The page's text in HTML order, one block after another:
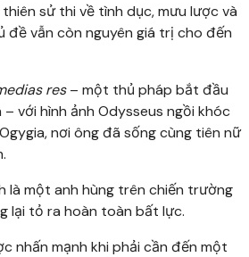
sử thi về tình dục, mưu lược và
đề vẫn còn nguyên giá trị cho đến
res– một thủ pháp bắt đầu
với hình ảnh Odysseus ngồi khóc
nơi ông đã sống cùng tiên nữ
là một anh hùng trên chiến trường
lại tỏ ra hoàn toàn bất lực.
nhấn mạnh khi phải cần đến một